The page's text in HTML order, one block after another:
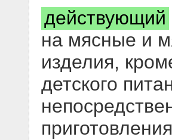
действующий
на мясные и
изделия,
детского